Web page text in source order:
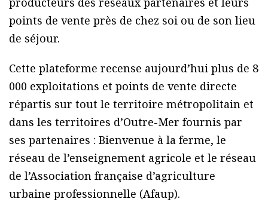
points de vente près de chez soi ou de son lieu
de séjour.
Cette plateforme recense aujourd’hui plus de 8
000 exploitations et points de vente directe
répartis sur tout le territoire métropolitain et
dans les territoires d’Outre-Mer fournis par
ses partenaires : Bienvenue à la ferme, le
réseau de l’enseignement agricole et le réseau
de l’Association française d’agriculture
urbaine professionnelle (Afaup).